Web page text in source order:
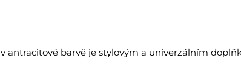
v antracitové barvě je stylovým a univerzálním